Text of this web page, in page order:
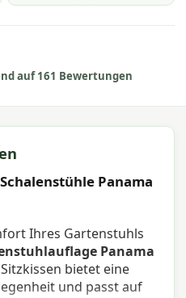
auf 161 Bewertungen
Panama
Ihres Gartenstuhls
Panama
bietet eine
und passt auf